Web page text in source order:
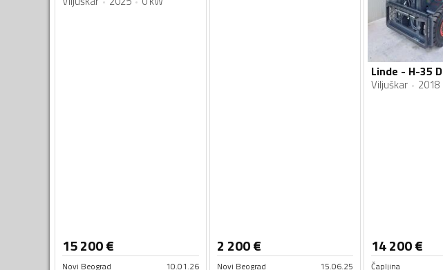
15 200€
Novi Beograd 10.01.26
2 200€
Novi Beograd 15.06.25
Linde - H-35 D
Viljuškar 2018
14 200€
Čapljina